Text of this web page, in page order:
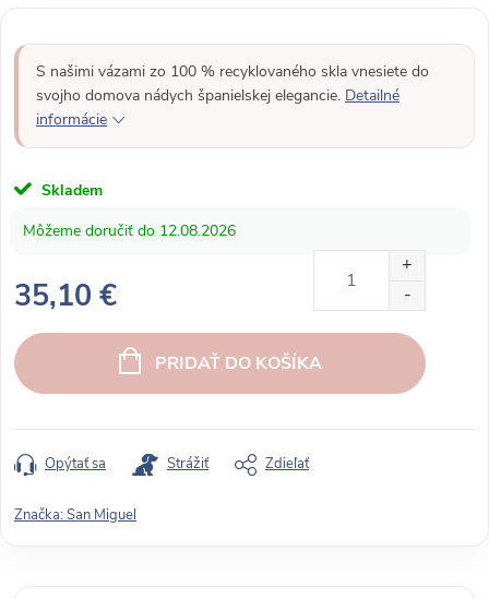
S našimi vázami zo 100 % recyklovaného skla vnesiete do
svojho domova nádych španielskej elegancie. Detailné
informácie
Skladem
12.08.2026
35,10 €
e
d
o
t
o
PRIDAŤ DO KOŠÍKA
Opýtať sa Strážiť Zdieľať
Značka:San Miguel